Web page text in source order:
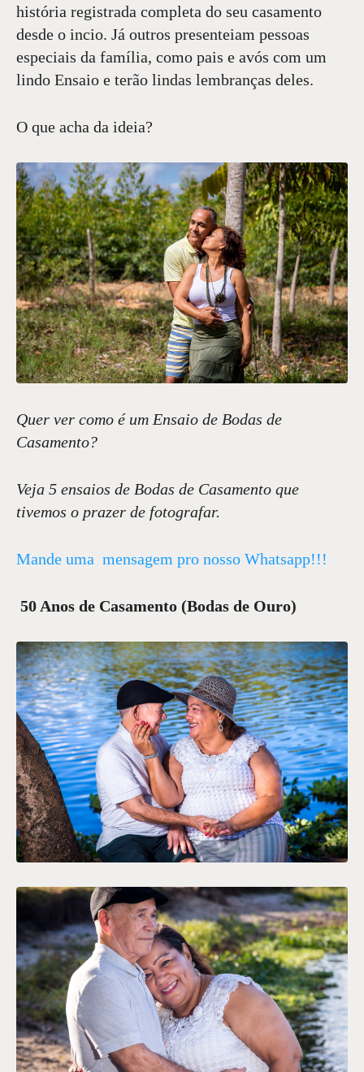
história registrada completa do seu casamento
desde o incio. Já outros presenteiam pessoas
especiais da família, como pais e avós com um
lindo Ensaio e terão lindas lembranças deles.
O que acha da ideia?
Quer ver como é um Ensaio de Bodas de
Casamento?
Veja 5 ensaios de Bodas de Casamento que
tivemos o prazer de fotografar.
Mande uma mensagem pro nosso Whatsapp!!!
50 Anos de Casamento (Bodas de Ouro)